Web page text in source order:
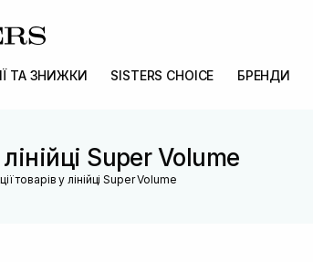
ТА ЗНИЖКИ SISTERS CHOICE БРЕНДИ
Super Volume
товарів у лінійці Super Volume